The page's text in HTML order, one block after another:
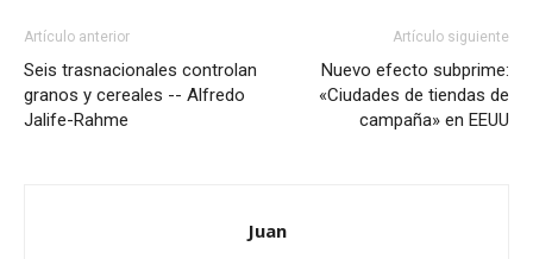
Artículo anterior
Seis trasnacionales controlan
granos y cereales -- Alfredo
Jalife-Rahme
Artículo siguiente
Nuevo efecto subprime:
«Ciudades de tiendas de
campaña» en EEUU
Juan